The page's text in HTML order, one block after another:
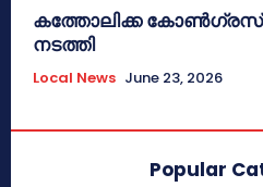
കത്തോലിക്ക
നടത്തി
Local News June 23, 2026
Popular